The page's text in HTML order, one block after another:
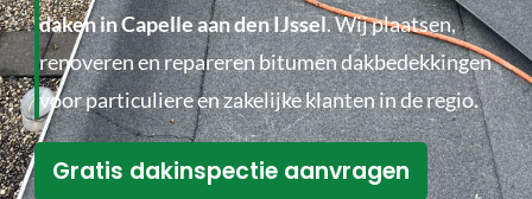
daken in Capelle aan den IJssel. Wij plaatsen,
renoveren en repareren bitumen dakbedekkingen
voor particuliere en zakelijke klanten in de regio.
Gratis dakinspectie aanvragen